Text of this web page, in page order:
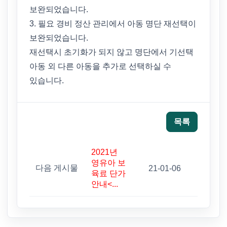
보완되었습니다.
3. 필요 경비 정산 관리에서 아동 명단 재선택이
보완되었습니다.
재선택시 초기화가 되지 않고 명단에서 기선택
아동 외 다른 아동을 추가로 선택하실 수
있습니다.
목록
다음 게시물
2021년
영유아 보
육료 단가
안내<...
21-01-06